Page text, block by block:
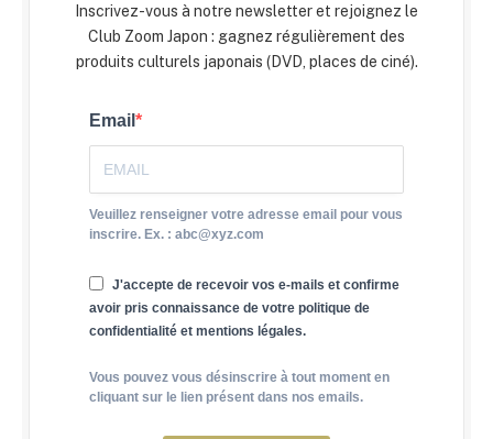
Inscrivez-vous à notre newsletter et rejoignez le
Club Zoom Japon : gagnez régulièrement des
produits culturels japonais (DVD, places de ciné).
Email
Veuillez renseigner votre adresse email pour vous
inscrire. Ex. : abc@xyz.com
J'accepte de recevoir vos e-mails et confirme
avoir pris connaissance de votre politique de
confidentialité et mentions légales.
Vous pouvez vous désinscrire à tout moment en
cliquant sur le lien présent dans nos emails.